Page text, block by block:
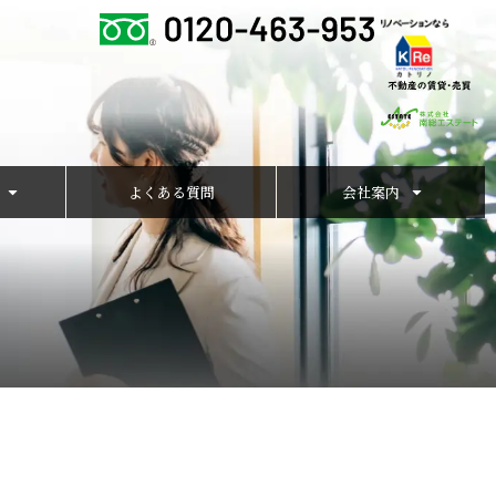
よくある質問 会社案内